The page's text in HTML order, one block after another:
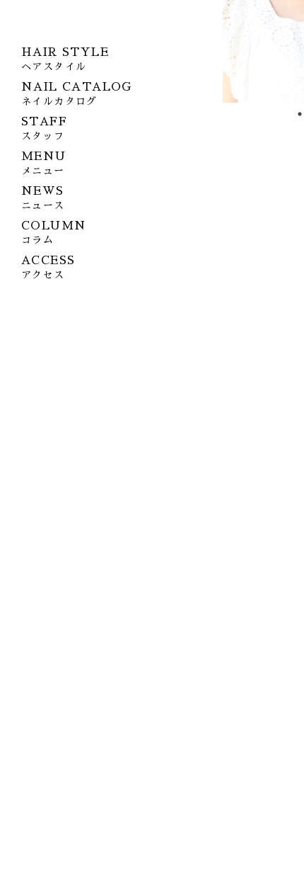
HAIR STYLE
ヘアスタイル
NAIL CATALOG
ネイルカタログ
STAFF
スタッフ
MENU
メニュー
NEWS
ニュース
COLUMN
コラム
ACCESS
アクセス